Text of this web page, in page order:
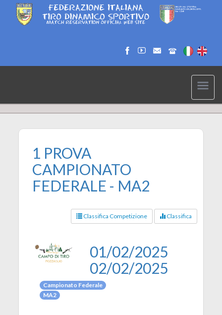
1 PROVA
CAMPIONATO
FEDERALE - MA2
Classifica Competizione Classifica
Campionato Federale
MA2
01/02/2025
02/02/2025